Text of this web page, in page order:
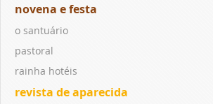
novena e festa
o santuário
pastoral
rainha hotéis
revista de aparecida